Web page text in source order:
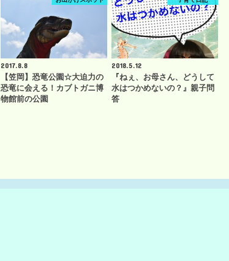
2017.8.8
【笠岡】恐竜公園☆大迫力の
恐竜に会える！カブトガニ博
物館前の公園
2018.5.12
『ねぇ、お母さん、どうして
水はつかめないの？』親子問
答